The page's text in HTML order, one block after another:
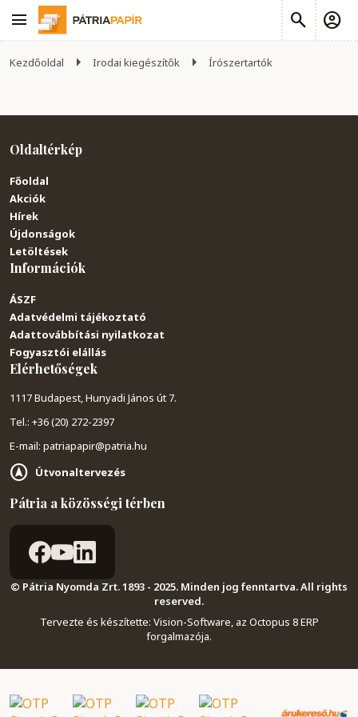
Kezdőoldal Irodai kiegészítők Írószertartók
Oldaltérkép
Főoldal
Akciók
Hírek
Újdonságok
Letöltések
Információk
ÁSZF
Adatvédelmi tájékoztató
Adattovábbítási nyilatkozat
Fogyasztói elállás
Elérhetőségek
1117 Budapest, Hunyadi János út 7.
Tel.: +36 (20) 272-2397
E-mail: patriapapir@patria.hu
Útvonaltervezés
Pátria a közösségi térben
© Pátria Nyomda Zrt. 1893 - 2025. Minden jog fenntartva. All rights
reserved.
Tervezte és készítette: Vision-Software, az Octopus 8 ERP
forgalmazója.